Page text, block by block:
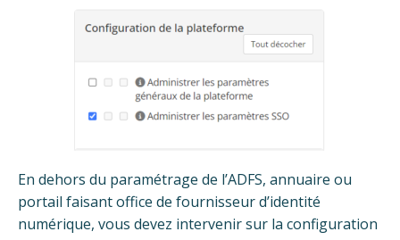
En dehors du paramétrage de l’ADFS, annuaire ou
portail faisant office de fournisseur d’identité
numérique, vous devez intervenir sur la configuration